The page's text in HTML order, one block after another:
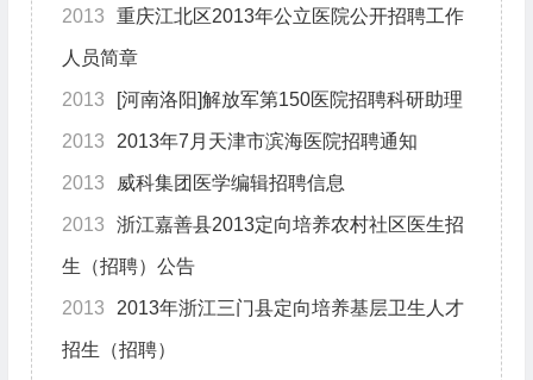
2013 重庆江北区2013年公立医院公开招聘工作
人员简章
2013 [河南洛阳]解放军第150医院招聘科研助理
2013 2013年7月天津市滨海医院招聘通知
2013 威科集团医学编辑招聘信息
2013 浙江嘉善县2013定向培养农村社区医生招
生（招聘）公告
2013 2013年浙江三门县定向培养基层卫生人才
招生（招聘）